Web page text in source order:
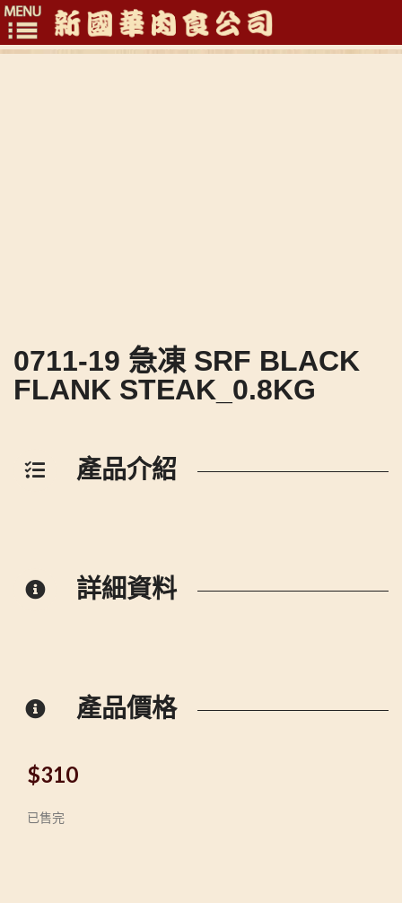
Toggle
0711-19 急凍 SRF BLACK
FLANK STEAK_0.8KG
產品介紹
詳細資料
產品價格
$310
已售完